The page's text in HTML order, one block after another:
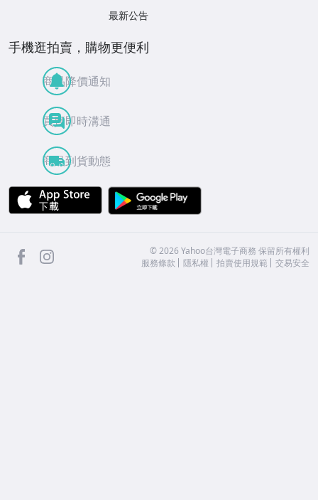
最新公告
手機逛拍賣，購物更便利
商品降價通知
買賣即時溝通
商品到貨動態
APP Store
facebook ©2026 Yahoo台灣電子商務 保留所有權利
服務條款
隱私權 拍賣使用規範 交易安全